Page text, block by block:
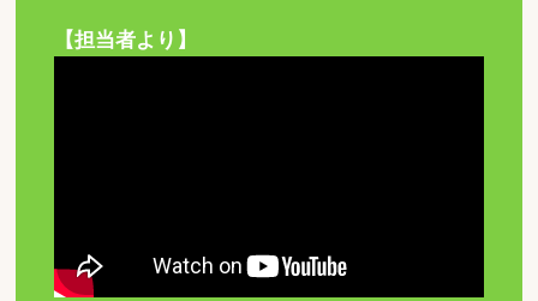
【担当者より】